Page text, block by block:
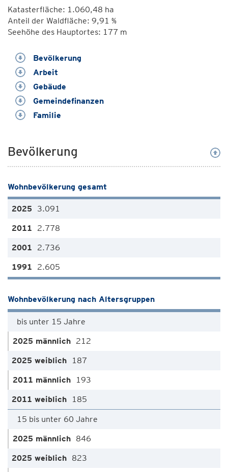
Katasterfläche: 1.060,48 ha
Anteil der Waldfläche: 9,91 %
Seehöhe des Hauptortes: 177 m
Bevölkerung
Arbeit
Gebäude
Gemeindefinanzen
Familie
Bevölkerung
Wohnbevölkerung gesamt
3.091
2.778
2.736
2.605
Wohnbevölkerung nach Altersgruppen
bis unter 15 Jahre
212
187
193
185
15 bis unter 60 Jahre
846
823